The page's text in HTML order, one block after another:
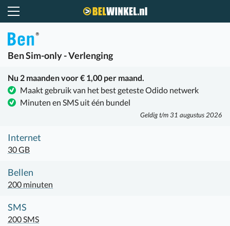
BenSim-only - Verlenging
Nu 2 maanden voor € 1,00 per maand.
Maakt gebruik van het best geteste Odido netwerk
Minuten en SMS uit één bundel
Geldig t/m 31 augustus 2026
Internet
30 GB
Bellen
200 minuten
SMS
200 SMS